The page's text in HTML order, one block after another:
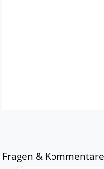
Fragen & Kommentare